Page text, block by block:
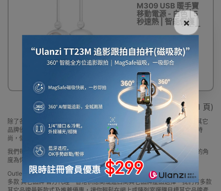
M309 USB 暖手寶
移動電源 - 白色 | 5
秒速熱 | 智能保護 |
10,000mAh大容量
$153
顯示 1 - 1 / 1 (共 1 頁)
×
除了各大品牌外，Outlet Express 生活百貨城亦為顧客精選一系列小眾及其它
品牌優質產品，除了為顧客帶來最新最潮的產品外，亦包括了多個實用又時
尚，價廉物美、功能齊備的產品。
我們每月會固定尋找最更新、最潮、有特色而且優惠的優質產品，從用家的角
度為你帶來你的最好選擇。
Outlet Express HK 生活百貨城網上商城購買 其它品牌 產品
多款 其它品牌 官方代理、香港供應商或進口商其它品牌產品選擇，我們有多款